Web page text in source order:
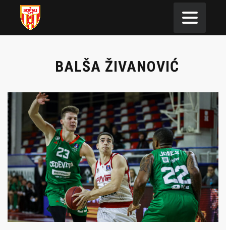
BALŠA ŽIVANOVIĆ